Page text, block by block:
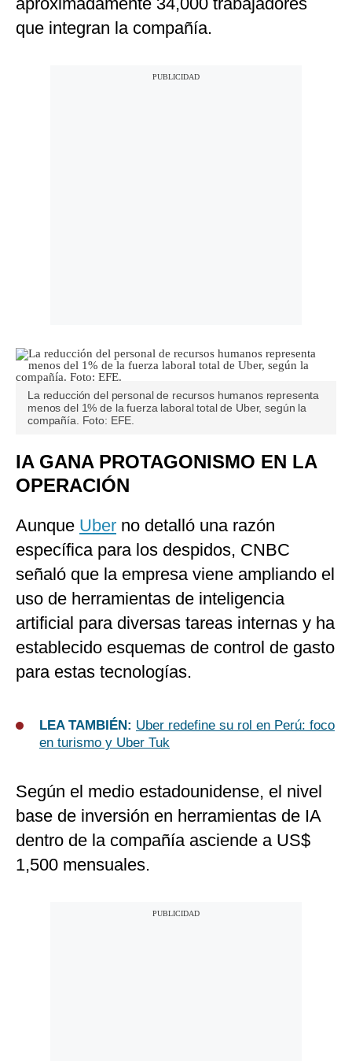
que integran la compañía.
La reducción del personal de recursos humanos representa
menos del 1% de la fuerza laboral total de Uber, según la
compañía. Foto: EFE.
IA GANA PROTAGONISMO EN LA
OPERACIÓN
Aunque Uber no detalló una razón
específica para los despidos, CNBC
señaló que la empresa viene ampliando el
uso de herramientas de inteligencia
artificial para diversas tareas internas y ha
establecido esquemas de control de gasto
para estas tecnologías.
LEA TAMBIÉN: Uber redefine su rol en Perú: foco
en turismo y Uber Tuk
Según el medio estadounidense, el nivel
base de inversión en herramientas de IA
dentro de la compañía asciende a US$
1,500 mensuales.